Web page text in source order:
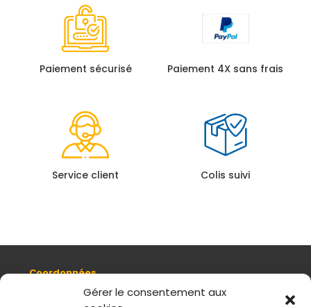
Gérer le consentement aux
Paiement sécurisé Paiement 4X sans frais
Service client Colis suivi
Coordonnées
8, quai Romain Rolland 69005 Lyon